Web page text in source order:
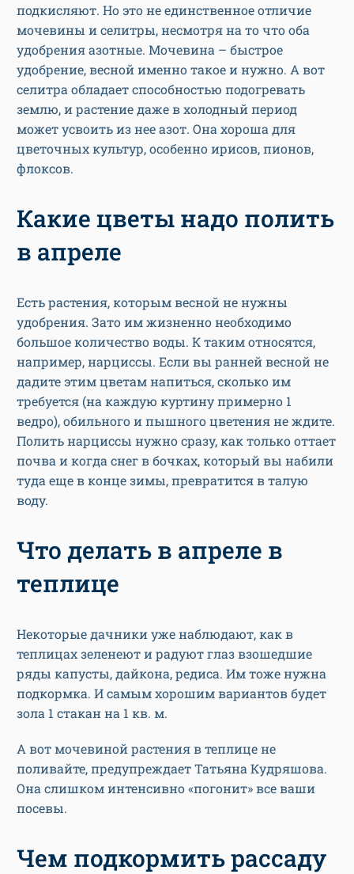
подкисляют. Но это не единственное отличие
мочевины и селитры, несмотря на то что оба
удобрения азотные. Мочевина – быстрое
удобрение, весной именно такое и нужно. А вот
селитра обладает способностью подогревать
землю, и растение даже в холодный период
может усвоить из нее азот. Она хороша для
цветочных культур, особенно ирисов, пионов,
флоксов.
Какие цветы надо полить
в апреле
Есть растения, которым весной не нужны
удобрения. Зато им жизненно необходимо
большое количество воды. К таким относятся,
например, нарциссы. Если вы ранней весной не
дадите этим цветам напиться, сколько им
требуется (на каждую куртину примерно 1
ведро), обильного и пышного цветения не ждите.
Полить нарциссы нужно сразу, как только оттает
почва и когда снег в бочках, который вы набили
туда еще в конце зимы, превратится в талую
воду.
Что делать в апреле в
теплице
Некоторые дачники уже наблюдают, как в
теплицах зеленеют и радуют глаз взошедшие
ряды капусты, дайкона, редиса. Им тоже нужна
подкормка. И самым хорошим вариантов будет
зола 1 стакан на 1 кв. м.
А вот мочевиной растения в теплице не
поливайте, предупреждает Татьяна Кудряшова.
Она слишком интенсивно «погонит» все ваши
посевы.
Чем подкормить рассаду